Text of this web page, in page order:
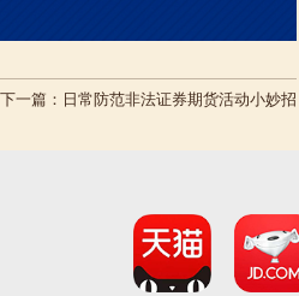
下一篇： 日常防范非法证券期货活动小妙招